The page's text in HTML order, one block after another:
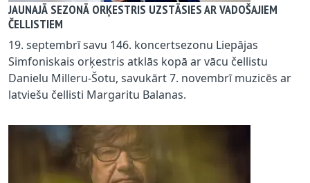
JAUNAJĀ SEZONĀ ORĶESTRIS UZSTĀSIES AR VADOŠAJIEM
ČELLISTIEM
19. septembrī savu 146. koncertsezonu Liepājas
Simfoniskais orķestris atklās kopā ar vācu čellistu
Danielu Milleru-Šotu, savukārt 7. novembrī muzicēs ar
latviešu čellisti Margaritu Balanas.